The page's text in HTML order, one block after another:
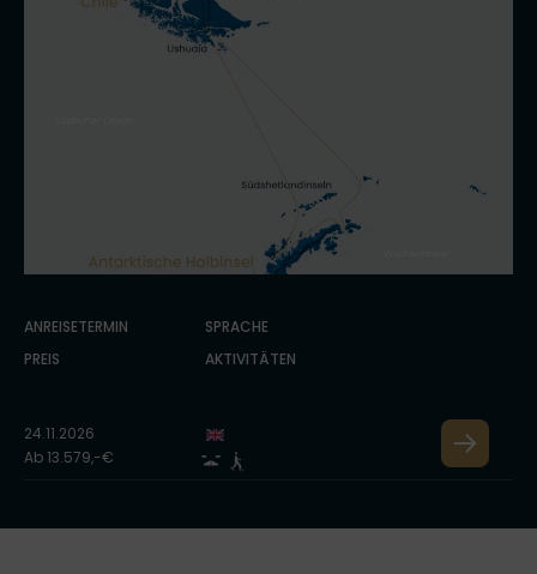
ANREISETERMIN
PREIS
SPRACHE
AKTIVITÄTEN
24.11.2026
Ab 13.579,-€